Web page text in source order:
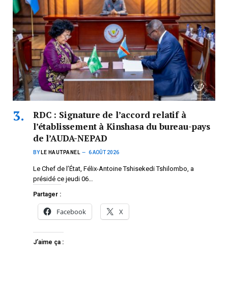
RDC : Signature de l’accord relatif à
l’établissement à Kinshasa du bureau-pays
de l’AUDA-NEPAD
BY LE HAUTPANEL 6 AOÛT 2026
Le Chef de l’État, Félix-Antoine Tshisekedi Tshilombo, a
présidé ce jeudi 06…
Partager :
Facebook X
J’aime ça :